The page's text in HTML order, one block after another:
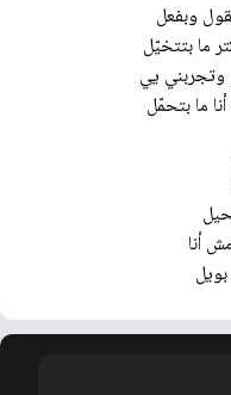
وبفعل
ما بتتخيّل
يي
ما بتحمّل
أنا